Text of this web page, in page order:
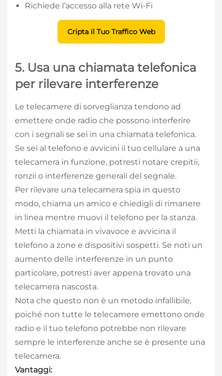
Richiede l’accesso alla rete Wi-Fi
Cripta il Tuo Traffico Web
5. Usa una chiamata telefonica
per rilevare interferenze
Le telecamere di sorveglianza tendono ad
emettere onde radio che possono interferire
con i segnali se sei in una chiamata telefonica.
Se sei al telefono e avvicini il tuo cellulare a una
telecamera in funzione, potresti notare crepitii,
ronzii o interferenze generali del segnale.
Per rilevare una telecamera spia in questo
modo, chiama un amico e chiedigli di rimanere
in linea mentre muovi il telefono per la stanza.
Metti la chiamata in vivavoce e avvicina il
telefono a zone e dispositivi sospetti. Se noti un
aumento delle interferenze in un punto
particolare, potresti aver appena trovato una
telecamera nascosta.
Nota che questo non è un metodo infallibile,
poiché non tutte le telecamere emettono onde
radio e il tuo telefono potrebbe non rilevare
sempre le interferenze anche se è presente una
telecamera.
Vantaggi: